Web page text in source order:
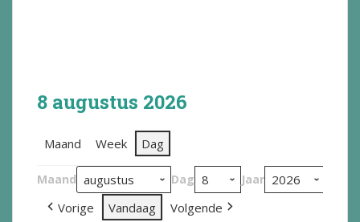
8 augustus 2026
Maand Week Dag
Maand Dag Jaar
Vorige Vandaag Volgende